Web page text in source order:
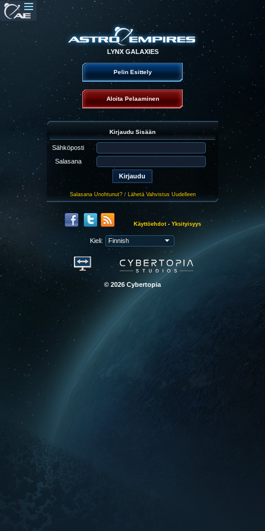
LYNX GALAXIES
Pelin Esittely
Aloita Pelaaminen
Kirjaudu Sisään
Sähköposti
Salasana
Salasana Unohtunut?/ Lähetä Vahvistus Uudelleen
Käyttöehdot- Yksityisyys
Kieli:
© 2026 Cybertopia